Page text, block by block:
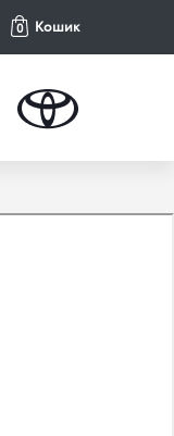
0 Кошик